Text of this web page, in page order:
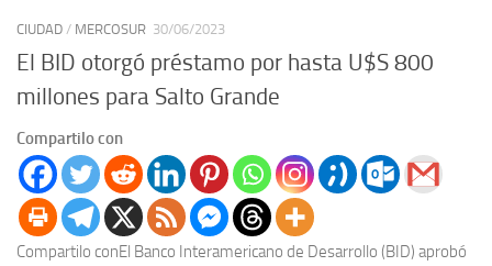
CIUDAD / MERCOSUR 30/06/2023
El BID otorgó préstamo por hasta U$S 800
millones para Salto Grande
Compartilo con
Compartilo conEl Banco Interamericano de Desarrollo (BID) aprobó